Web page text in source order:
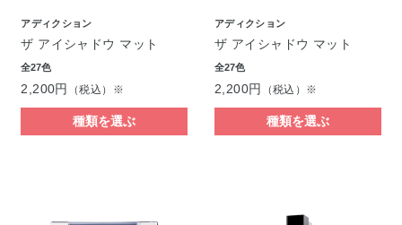
アディクション
ザ アイシャドウ マット
全27色
2,200円 （税込）※
種類を選ぶ
アディクション
ザ アイシャドウ マット
全27色
2,200円 （税込）※
種類を選ぶ